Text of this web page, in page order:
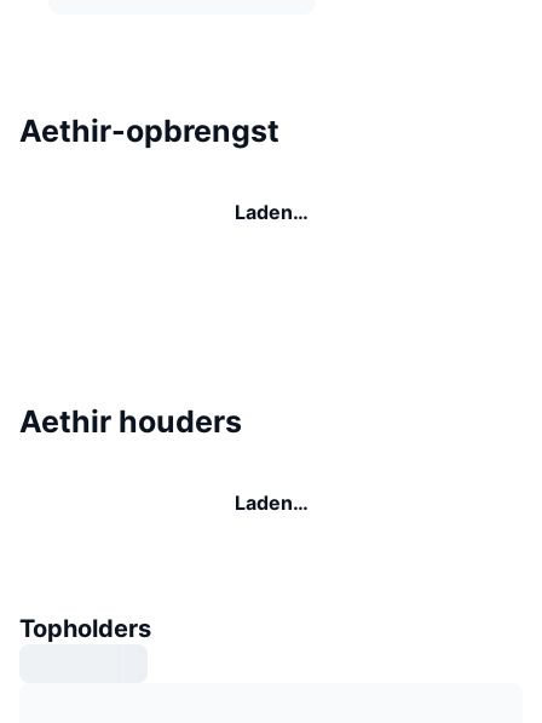
Aethir-opbrengst
Laden…
Aethir houders
Laden…
Topholders